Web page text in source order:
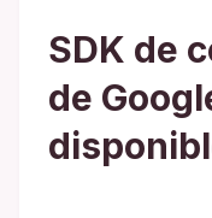
SDK de
de